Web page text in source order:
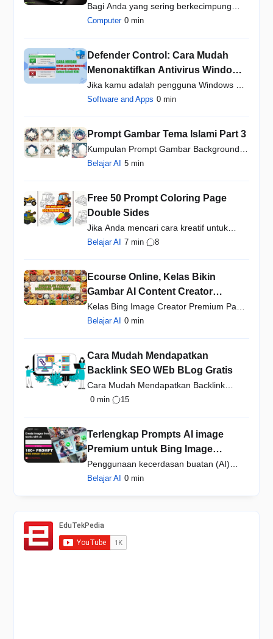
Convert MBR to GPT)
Bagi Anda yang sering berkecimpung
dengan partisi hard disk…
Computer 0 min
Defender Control: Cara Mudah
Menonaktifkan Antivirus Windows
Defender Windows 10 dalam
Sekali klik
Jika kamu adalah pengguna Windows 10,
kamu pasti sudah meng…
Software and Apps 0 min
Prompt Gambar Tema Islami Part 3
Kumpulan Prompt Gambar Background
Template Frame Tema Islam…
Belajar AI 5 min
Free 50 Prompt Coloring Page
Double Sides
Jika Anda mencari cara kreatif untuk
membuat coloring page …
Belajar AI 7 min 8
Ecourse Online, Kelas Bikin
Gambar AI Content Creator
Lifetime Akses dan Free Update
Prompt
Kelas Bing Image Creator Premium Pack:
Rahasia Mengubah Kat…
Belajar AI 0 min
Cara Mudah Mendapatkan
Backlink SEO WEb BLog Gratis
Cara Mudah Mendapatkan Backlink
Gratis - 23K Backlink SEO W…
0 min 15
Terlengkap Prompts AI image
Premium untuk Bing Image
Creator, Cara Membuat Teks jadi
Gambar AI
Penggunaan kecerdasan buatan (AI)
dalam menciptakan gambar …
Belajar AI 0 min